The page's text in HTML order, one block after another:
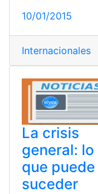
10/01/2015
Internacionales
La crisis
general: lo
que puede
suceder